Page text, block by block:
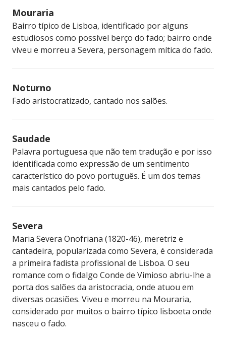
Mouraria
Bairro típico de Lisboa, identificado por alguns
estudiosos como possível berço do fado; bairro onde
viveu e morreu a Severa, personagem mítica do fado.
Noturno
Fado aristocratizado, cantado nos salões.
Saudade
Palavra portuguesa que não tem tradução e por isso
identificada como expressão de um sentimento
característico do povo português. É um dos temas
mais cantados pelo fado.
Severa
Maria Severa Onofriana (1820-46), meretriz e
cantadeira, popularizada como Severa, é considerada
a primeira fadista profissional de Lisboa. O seu
romance com o fidalgo Conde de Vimioso abriu-lhe a
porta dos salões da aristocracia, onde atuou em
diversas ocasiões. Viveu e morreu na Mouraria,
considerado por muitos o bairro típico lisboeta onde
nasceu o fado.